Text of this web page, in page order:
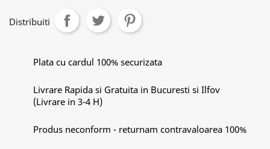
Distribuiti
Plata cu cardul 100% securizata
Livrare Rapida si Gratuita in Bucuresti si Ilfov
(Livrare in 3-4 H)
Produs neconform - returnam contravaloarea 100%